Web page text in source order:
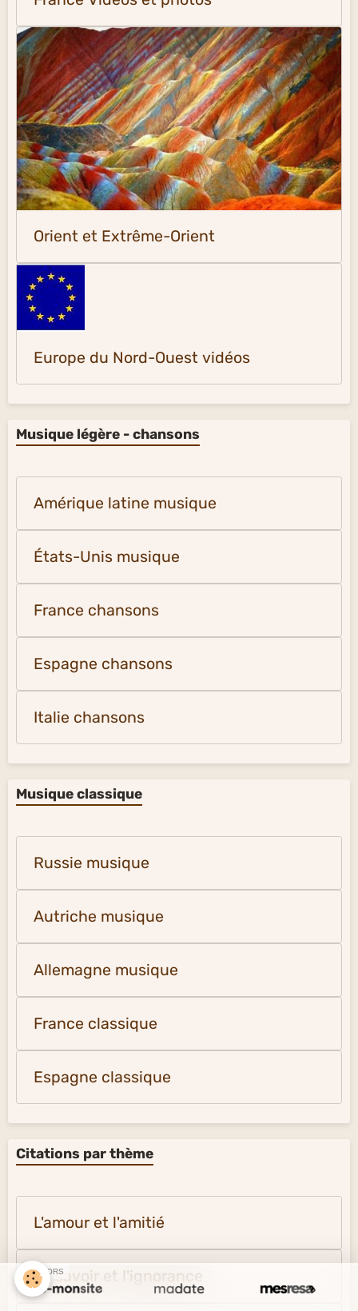
Orient et Extrême-Orient
Europe du Nord-Ouest vidéos
Musique légère - chansons
Amérique latine musique
États-Unis musique
France chansons
Espagne chansons
Italie chansons
Musique classique
Russie musique
Autriche musique
Allemagne musique
France classique
Espagne classique
Citations par thème
L'amour et l'amitié
Le savoir et l'ignorance
SPONSORS